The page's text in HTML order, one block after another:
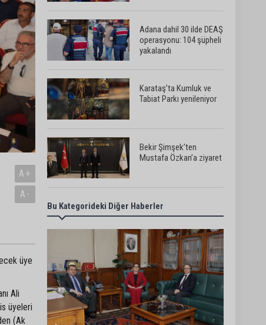
A+
A-
üye
Ali
üyeleri
(Ak
Adana dahil 30 ilde DEAŞ
operasyonu: 104 şüpheli
yakalandı
Karataş’ta Kumluk ve
Tabiat Parkı yenileniyor
Bekir Şimşek’ten
Mustafa Özkan’a ziyaret
Ceyhan’da asfalt
çalışmaları sürüyor
Ceyhan’da açık hava
sineması keyfi iki farklı
parkta devam ediyor
Bu Kategorideki Diğer Haberler